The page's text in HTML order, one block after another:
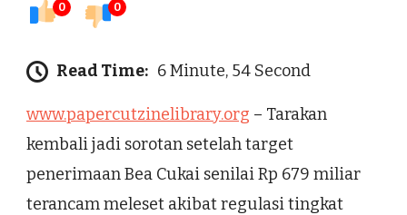
0 0
Read Time: 6 Minute, 54 Second
www.papercutzinelibrary.org – Tarakan
kembali jadi sorotan setelah target
penerimaan Bea Cukai senilai Rp 679 miliar
terancam meleset akibat regulasi tingkat